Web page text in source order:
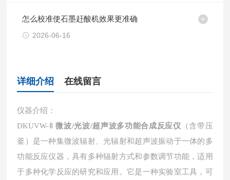
怎么校准使石墨赶酸机效果更准确
2026-06-16
详细介绍 在线留言
仪器介绍：
DKUVW-Ⅱ微波/光波/超声波多功能合成反应仪 （含带压
釜） 是一种集微波辐射、光辐射和超声波振动于一体的多
功能反应仪器，具有多种辐射方式和参数调节功能，适用
于多种化学反应的研究和应用。它是一种实验室工具，可